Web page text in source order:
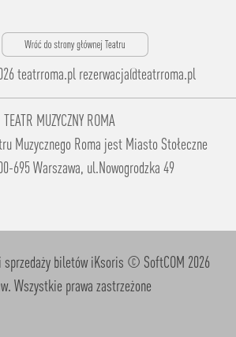
teatrroma.pl rezerwacja@teatrroma.pl
TEATR MUZYCZNY ROMA
Muzycznego Roma jest Miasto Stołeczne
695 Warszawa, ul.Nowogrodzka 49
biletów iKsoris © SoftCOM 2026
Wszystkie prawa zastrzeżone